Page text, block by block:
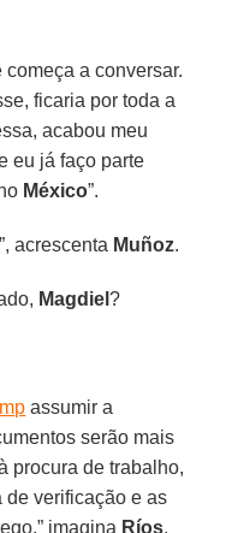
a conversar.
ficaria por toda a
acabou meu
eu já faço parte
México”.
acrescenta Muñoz.
Magdiel?
assumir a
serão mais
procura de trabalho,
de verificação e as
imagina Ríos.